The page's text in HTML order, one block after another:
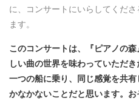
に、コンサートにいらしてくだ
ます。
このコンサートは、『ピアノの
しい曲の世界を味わっていただ
一つの船に乗り、同じ感覚を共
かなかないことだと思います。